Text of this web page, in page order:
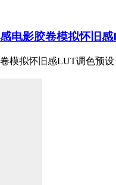
电影胶卷模拟怀旧
模拟怀旧感LUT调色预设